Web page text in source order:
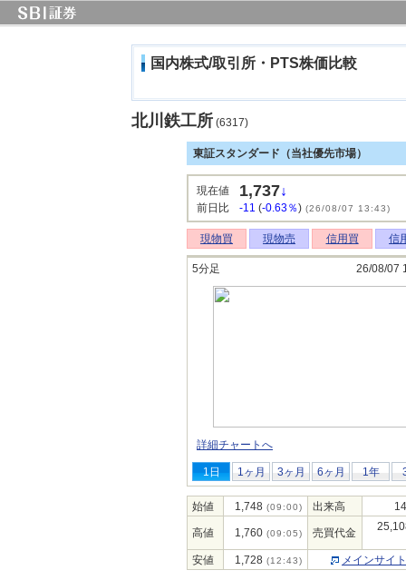
国内株式/取引所・PTS株価比較
北川鉄工所 (6317)
東証スタンダード（当社優先市場）
現在値 1,737↓
前日比 -11 (-0.63％) (26/08/07 13:43)
現物買 現物売 信用買 信
5分足 26/08/07
詳細チャートへ
1日 1ヶ月 3ヶ月 6ヶ月 1年
始値 1,748 (09:00) 出来高
高値 1,760 (09:05) 売買代金
安値 1,728 (12:43) メインサイ